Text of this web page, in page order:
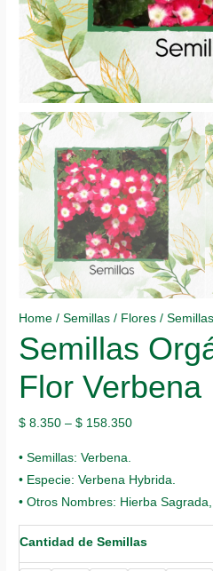
Home /Semillas / Flores /
Semillas
Flor Verbena
$ 8.350 –$ 158.350
• Semillas: Verbena.
• Especie: Verbena Hybrida.
• Otros Nombres: Hierba
Cantidad de Semillas